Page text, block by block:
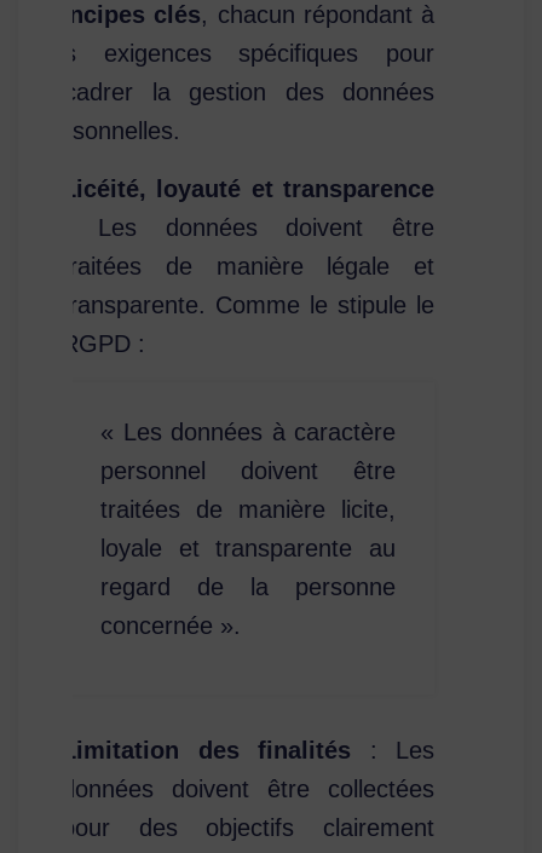
principes clés, chacun répondant à
des exigences spécifiques pour
encadrer la gestion des données
personnelles.
Licéité, loyauté et transparence
: Les données doivent être
traitées de manière légale et
transparente. Comme le stipule le
RGPD :
« Les données à caractère
personnel doivent être
traitées de manière licite,
loyale et transparente au
regard de la personne
concernée ».
Limitation des finalités : Les
données doivent être collectées
pour des objectifs clairement